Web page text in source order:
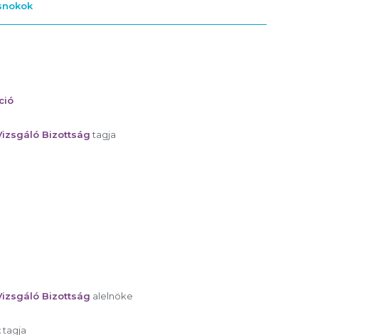
Bizottságtagja
Bizottság alelnöke
tagja